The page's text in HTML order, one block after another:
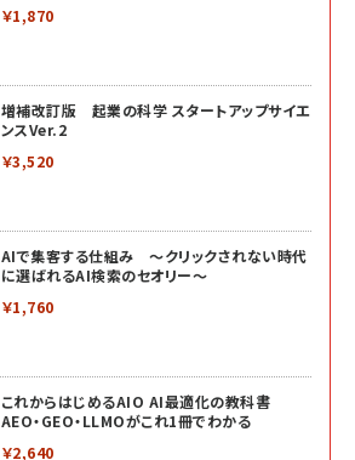
￥1,870
増補改訂版 起業の科学 スタートアップサイエ
ンスVer.2
￥3,520
AIで集客する仕組み ～クリックされない時代
に選ばれるAI検索のセオリー～
￥1,760
これからはじめるAIO AI最適化の教科書
AEO・GEO・LLMOがこれ1冊でわかる
￥2,640